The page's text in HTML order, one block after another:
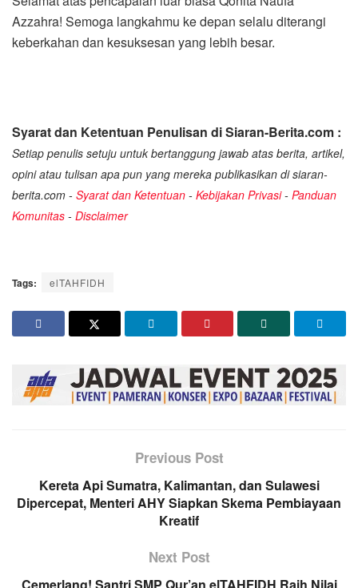
Azzahra! Semoga langkahmu ke depan selalu diterangi
keberkahan dan kesuksesan yang lebih besar.
Syarat dan Ketentuan Penulisan di Siaran-Berita.com :
Setiap penulis setuju untuk bertanggung jawab atas berita, artikel,
opini atau tulisan apa pun yang mereka publikasikan di siaran-
berita.com - Syarat dan Ketentuan - Kebijakan Privasi- Panduan
Komunitas - Disclaimer
Tags: elTAHFIDH
Previous Post
Kereta Api Sumatra, Kalimantan, dan Sulawesi
Dipercepat, Menteri AHY Siapkan Skema Pembiayaan
Kreatif
Next Post